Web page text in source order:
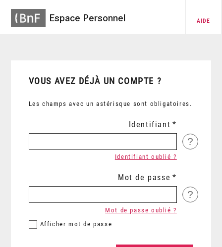
Espace Personnel AIDE
VOUS AVEZ DÉJÀ UN COMPTE ?
Les champs avec un astérisque sont obligatoires.
Identifiant
?
Identifiant oublié ?
Mot de passe
?
Afficher mot de passe
Mot de passe oublié ?